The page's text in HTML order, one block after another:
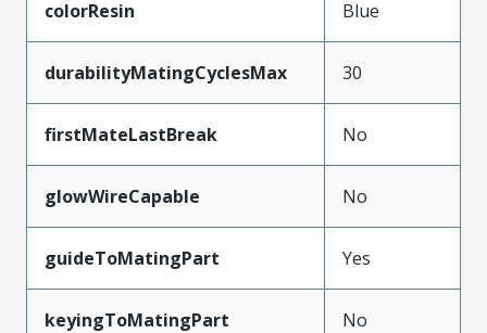
colorResin Blue
durabilityMatingCyclesMax 30
firstMateLastBreak No
glowWireCapable No
guideToMatingPart Yes
keyingToMatingPart No